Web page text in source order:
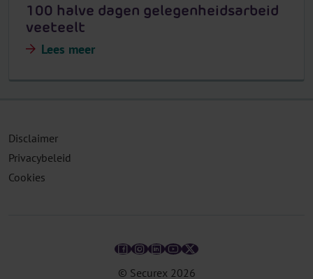
100 halve dagen gelegenheidsarbeid
veeteelt
Lees meer
© Securex 2026
Disclaimer
Privacybeleid
Cookies